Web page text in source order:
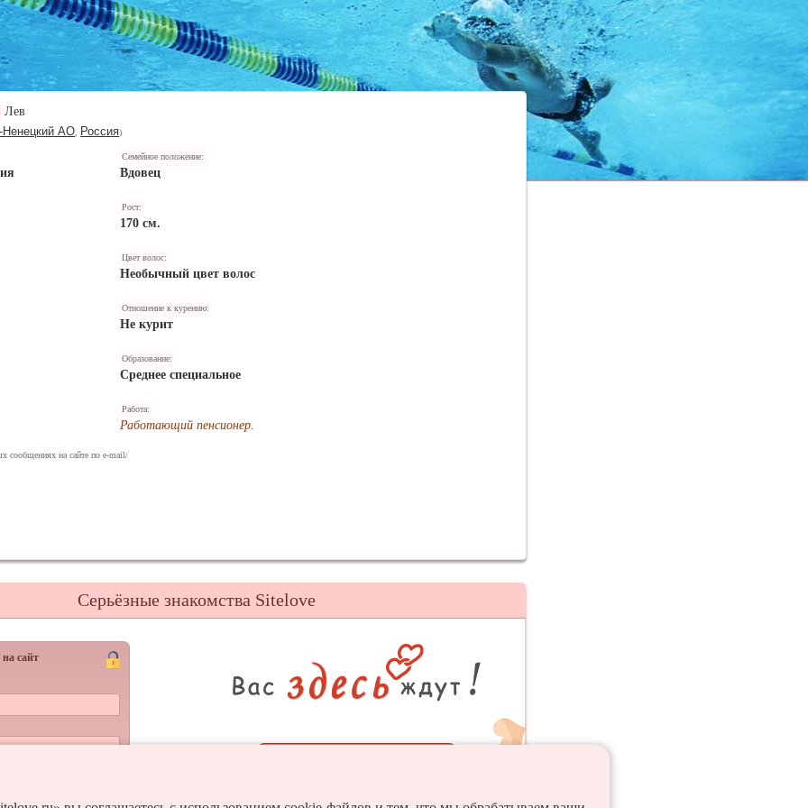
Лев
АО Россия)
Семейное положение:
Вдовец
Рост:
170 см.
Цвет волос:
Необычный цвет волос
Отношение к курению:
Не курит
Образование:
Среднее специальное
Работа:
Работающий пенсионер.
сообщениях на сайте по e-mail/
Серьёзные знакомства Sitelove
сайт